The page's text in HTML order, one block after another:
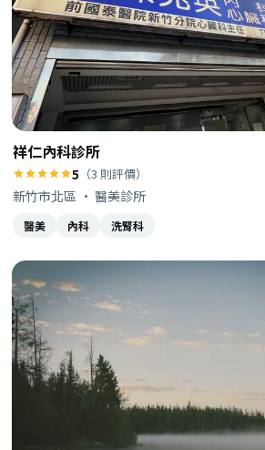
祥仁內科診所
5 （3 則評價）
新竹市北區 · 醫美診所
醫美 內科 洗腎科